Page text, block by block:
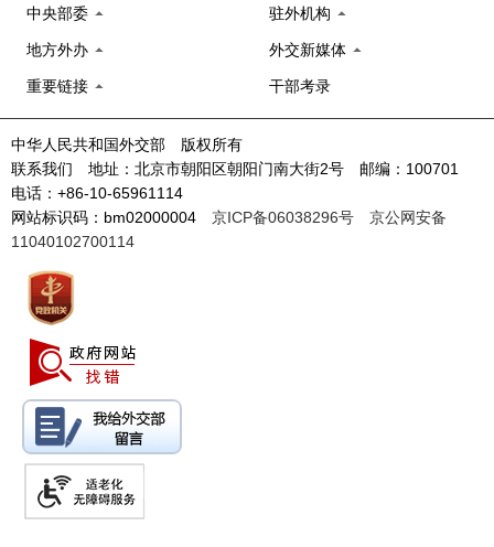
中央部委 驻外机构
地方外办 外交新媒体
重要链接 干部考录
中华人民共和国外交部 版权所有
联系我们 地址：北京市朝阳区朝阳门南大街2号 邮编：100701
电话：+86-10-65961114
网站标识码：bm02000004 京ICP备06038296号
京公网安备
11040102700114